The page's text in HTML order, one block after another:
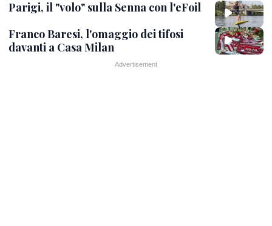
Parigi, il "volo" sulla Senna con l'eFoil
Franco Baresi, l'omaggio dei tifosi
davanti a Casa Milan